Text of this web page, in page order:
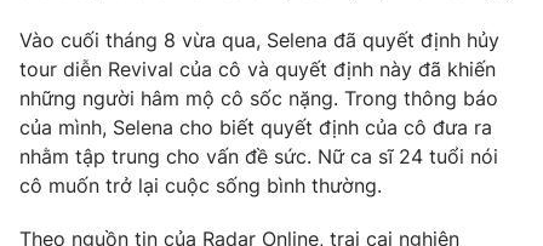
Phim VTV
Hậu trường
Nhân vật
Giải trí
Điện ảnh
Âm nhạc
Sao
Đời sống
Du lịch
Vào cuối tháng 8 vừa qua, Selena đã quyết định hủy
tour diễn Revival của cô và quyết định này đã khiến
những người hâm mộ cô sốc nặng. Trong thông báo
của mình, Selena cho biết quyết định của cô đưa ra
nhằm tập trung cho vấn đề sức. Nữ ca sĩ 24 tuổi nói
cô muốn trở lại cuộc sống bình thường.
Theo nguồn tin của Radar Online, trại cai nghiện